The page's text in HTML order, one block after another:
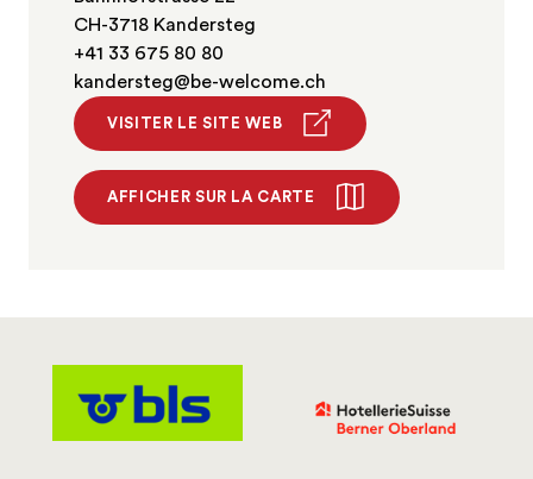
CH-3718 Kandersteg
+41 33 675 80 80
kandersteg@be-welcome.ch
VISITER LE SITE WEB
AFFICHER SUR LA CARTE